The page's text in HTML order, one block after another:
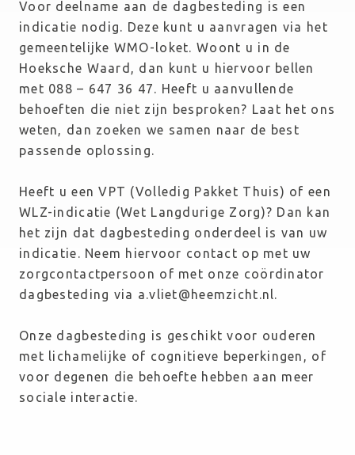
Voor deelname aan de dagbesteding is een
indicatie nodig. Deze kunt u aanvragen via het
gemeentelijke WMO-loket. Woont u in de
Hoeksche Waard, dan kunt u hiervoor bellen
met 088 – 647 36 47. Heeft u aanvullende
behoeften die niet zijn besproken? Laat het ons
weten, dan zoeken we samen naar de best
passende oplossing.
Heeft u een VPT (Volledig Pakket Thuis) of een
WLZ-indicatie (Wet Langdurige Zorg)? Dan kan
het zijn dat dagbesteding onderdeel is van uw
indicatie. Neem hiervoor contact op met uw
zorgcontactpersoon of met onze coördinator
dagbesteding via a.vliet@heemzicht.nl.
Onze dagbesteding is geschikt voor ouderen
met lichamelijke of cognitieve beperkingen, of
voor degenen die behoefte hebben aan meer
sociale interactie.